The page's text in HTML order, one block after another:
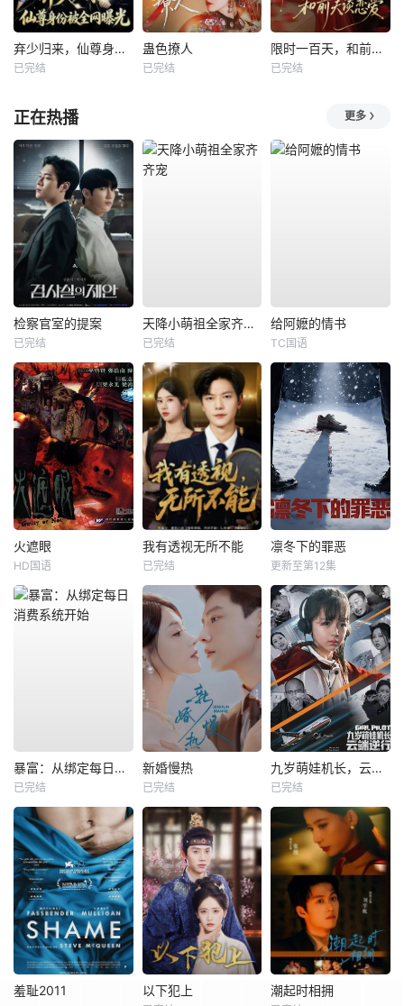
弃少归来，仙尊身份被全网曝光
已完结
蛊色撩人
已完结
限时一百天，和前夫谈恋爱
已完结
正在热播 更多
检察官室的提案
已完结
天降小萌祖全家齐齐宠
已完结
给阿嬷的情书
TC国语
火遮眼
HD国语
我有透视无所不能
已完结
凛冬下的罪恶
更新至第12集
暴富：从绑定每日消费系统开始
已完结
新婚慢热
已完结
九岁萌娃机长，云端逆行
已完结
羞耻2011 以下犯上 潮起时相拥